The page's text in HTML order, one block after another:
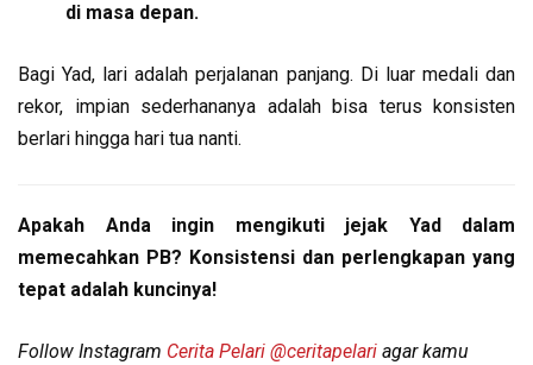
di masa depan.
Bagi Yad, lari adalah perjalanan panjang. Di luar medali dan
rekor, impian sederhananya adalah bisa terus konsisten
berlari hingga hari tua nanti.
Apakah Anda ingin mengikuti jejak Yad dalam
memecahkan PB? Konsistensi dan perlengkapan yang
tepat adalah kuncinya!
Follow Instagram Cerita Pelari @ceritapelari agar kamu